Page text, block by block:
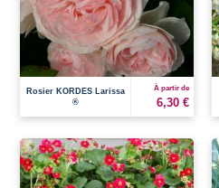
Rosier KORDES Larissa
®
À partir de
6,30 €